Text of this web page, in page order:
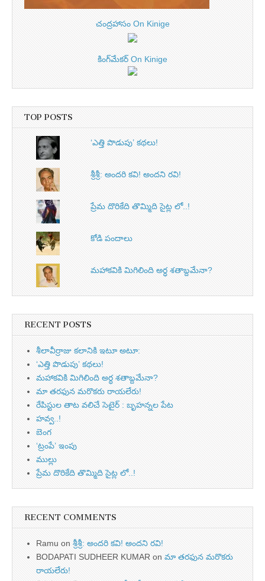
చంద్రహాసం On Kinige
కింగ్‌మేకర్ On Kinige
TOP POSTS
‘ఎత్తి పొడుపు’ కథలు!
శ్రీశ్రీ: అందరి కవి! అందని రవి!
ప్రేమ దొరికేది తొమ్మిది సైట్ల లో..!
కోడి పందాలు
మహాకవికి మిగిలింది అర్ధ శతాబ్దమేనా?
RECENT POSTS
శీలావీర్రాజు కలానికి ఇటూ అటూ:
‘ఎత్తి పొడుపు’ కథలు!
మహాకవికి మిగిలింది అర్ధ శతాబ్దమేనా?
మా తరఫున మరొకరు రాయలేరు!
రేపిస్టుల తాట వలిచే సెటైర్ : బృహన్నల పేట
హవ్వ..!
బెంగ
‘ట్రంపే’ ఇంపు
ముల్లు
ప్రేమ దొరికేది తొమ్మిది సైట్ల లో..!
RECENT COMMENTS
Ramu on శ్రీశ్రీ: అందరి కవి! అందని రవి!
BODAPATI SUDHEER KUMAR on మా తరఫున మరొకరు
రాయలేరు!